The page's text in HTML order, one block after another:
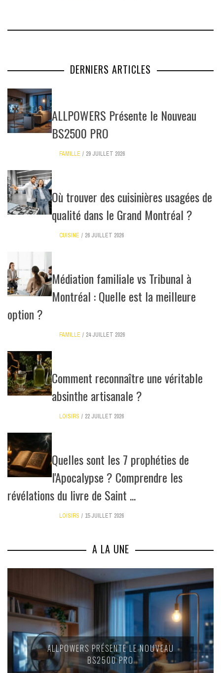
DERNIERS ARTICLES
ALLPOWERS Présente le Nouveau
BS2500 PRO
FAMILLE 29 JUILLET 2026
Où trouver des cuisinières usagées de
qualité dans le Grand Montréal ?
CUISINE 26 JUILLET 2026
Médiation familiale vs Tribunal à
Montréal : Quelle est la meilleure
option ?
FAMILLE 24 JUILLET 2026
Comment reconnaître une véritable
absinthe artisanale ?
LOISIRS 22 JUILLET 2026
Quelles sont les 7 prophéties de
l'Apocalypse ? Comprendre les
révélations du livre de Saint ...
LOISIRS 15 JUILLET 2026
A LA UNE
ALLPOWERS PRÉSENTE LE NOUVEAU
BS2500 PRO